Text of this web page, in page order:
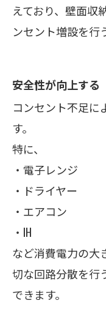
えており、壁面収
ンセント増設を行
安全性が向上する
コンセント不足に
す。
特に、
・電子レンジ
・ドライヤー
・エアコン
・IH
など消費電力の大
切な回路分散を行
できます。